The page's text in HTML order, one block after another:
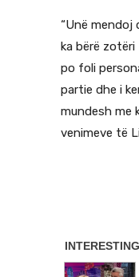
“Unë mendoj
ka bërë
po foli
partie dhe i
mundesh me
venimeve të